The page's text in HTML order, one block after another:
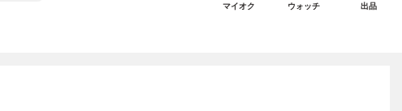
マイオク ウォッチ 出品